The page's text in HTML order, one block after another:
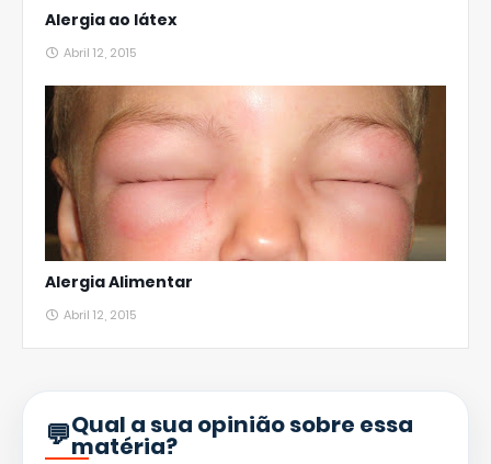
Alergia ao látex
Abril 12, 2015
Alergia Alimentar
Abril 12, 2015
Qual a sua opinião sobre essa
matéria?